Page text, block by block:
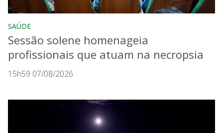
SAÚDE
Sessão solene homenageia
profissionais que atuam na necropsia
15h59 07/08/2026